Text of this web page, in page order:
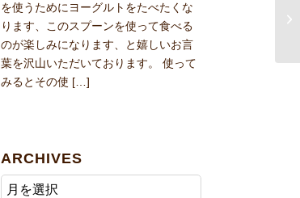
を使うためにヨーグルトをたべたくな
ります、このスプーンを使って食べる
のが楽しみになります、と嬉しいお言
葉を沢山いただいております。 使って
みるとその使 […]
ARCHIVES